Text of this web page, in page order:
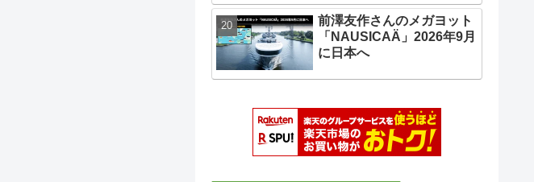
前澤友作さんのメガヨット
「NAUSICAÄ」2026年9月
に日本へ